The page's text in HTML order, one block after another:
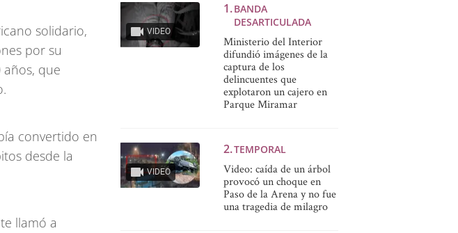
solidario,
por su
que
convertido en
desde la
llamó a
VIDEO
BANDA
DESARTICULADA
Ministerio del Interior
difundió imágenes de la
captura de los
delincuentes que
explotaron un cajero en
Parque Miramar
VIDEO
TEMPORAL
Video: caída de un árbol
provocó un choque en
Paso de la Arena y no fue
una tragedia de milagro